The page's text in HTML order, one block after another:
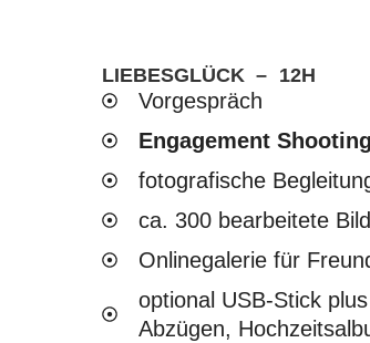
LIEBESGLÜCK – 12H
Vorgespräch
Engagement
fotografische
ca. 300 bearbeitete
Onlinegalerie für
optional USB-Stick
Abzügen,